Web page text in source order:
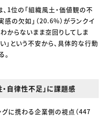
1位の「組織風土・価値観の不
感の欠如」（20.6%）がランクイ
からないまま空回りしてしま
」という不安から、具体的な行動
自律性不足」に課題感
に携わる企業側の視点（447